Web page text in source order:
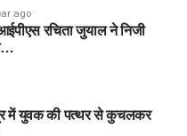
ago
रचिता जुयाल ने निजी
में युवक की पत्थर से कुचलकर